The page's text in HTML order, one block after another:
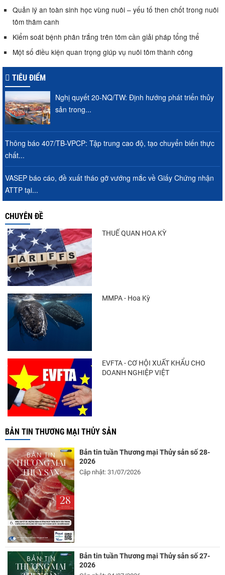
Quản lý an toàn sinh học vùng nuôi – yếu tố then chốt trong nuôi
tôm thâm canh
Kiểm soát bệnh phân trắng trên tôm cần giải pháp tổng thể
Một số điều kiện quan trọng giúp vụ nuôi tôm thành công
TIÊU ĐIỂM
Nghị quyết 20-NQ/TW: Định hướng phát triển thủy
sản trong...
Thông báo 407/TB-VPCP: Tập trung cao độ, tạo chuyển biến thực
chất...
VASEP báo cáo, đề xuất tháo gỡ vướng mắc về Giấy Chứng nhận
ATTP tại...
CHUYÊN ĐỀ
THUẾ QUAN HOA KỲ
MMPA - Hoa Kỳ
EVFTA - CƠ HỘI XUẤT KHẨU CHO
DOANH NGHIỆP VIỆT
BẢN TIN THƯƠNG MẠI THỦY SẢN
Bản tin tuần Thương mại Thủy sản số 28-
2026
Cập nhật: 31/07/2026
Bản tin tuần Thương mại Thủy sản số 27-
2026